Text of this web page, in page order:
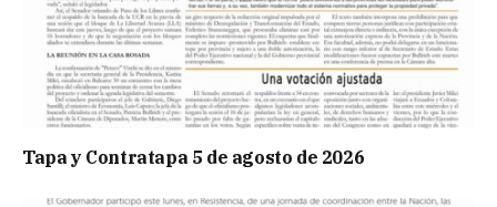
Tapa y Contratapa 5 de agosto de 2026